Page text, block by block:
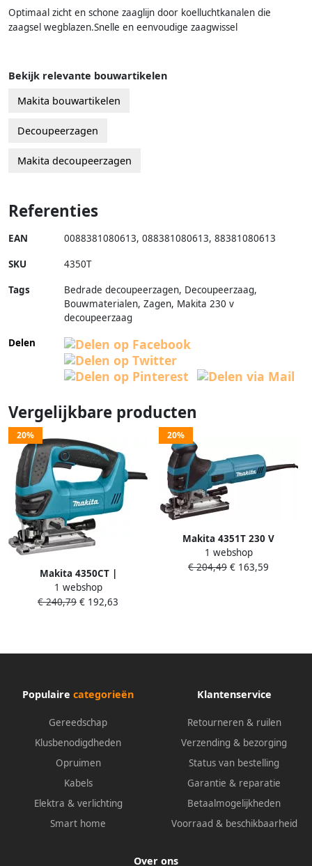
Optimaal zicht en schone zaaglijn door koelluchtkanalen die
zaagsel wegblazen.Snelle en eenvoudige zaagwissel
Bekijk relevante bouwartikelen
Makita bouwartikelen
Decoupeerzagen
Makita decoupeerzagen
Referenties
EAN 0088381080613, 088381080613, 88381080613
SKU 4350T
Tags
Bedrade decoupeerzagen, Decoupeerzaag,
Bouwmaterialen, Zagen, Makita 230 v
decoupeerzaag
Delen
Vergelijkbare producten
20%
Makita 4350CT |
Decoupeerzaag | 230 V | D-
greep | In koffer 4350CT
1 webshop
€ 240,79 € 192,63
20%
Makita 4351T 230 V
Decoupeerzaag T-model |
Mtools
1 webshop
€ 204,49 € 163,59
Populaire categorieën
Gereedschap
Klusbenodigdheden
Opruimen
Kabels
Elektra & verlichting
Smart home
Klantenservice
Retourneren & ruilen
Verzending & bezorging
Status van bestelling
Garantie & reparatie
Betaalmogelijkheden
Voorraad & beschikbaarheid
Over ons